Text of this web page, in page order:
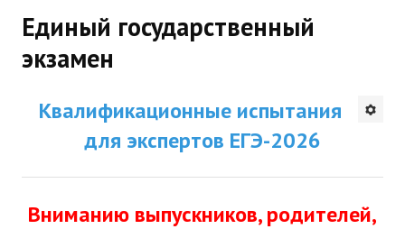
"Боевая" русистика
ИНСТИТУТ
Противодействие коррупции
Единый государственный
экзамен
Квалификационные испытания
для экспертов ЕГЭ-2026
Вниманию выпускников, родителей,